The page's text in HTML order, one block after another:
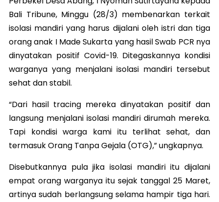
Bali Tribune, Minggu (28/3) membenarkan terkait
isolasi mandiri yang harus dijalani oleh istri dan tiga
orang anak I Made Sukarta yang hasil Swab PCR nya
dinyatakan positif Covid-19. Ditegaskannya kondisi
warganya yang menjalani isolasi mandiri tersebut
sehat dan stabil.
“Dari hasil tracing mereka dinyatakan positif dan
langsung menjalani isolasi mandiri dirumah mereka.
Tapi kondisi warga kami itu terlihat sehat, dan
termasuk Orang Tanpa Gejala (OTG),” ungkapnya.
Disebutkannya pula jika isolasi mandiri itu dijalani
empat orang warganya itu sejak tanggal 25 Maret,
artinya sudah berlangsung selama hampir tiga hari.